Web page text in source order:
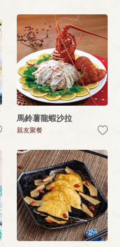
馬鈴薯龍蝦沙拉
親友聚餐